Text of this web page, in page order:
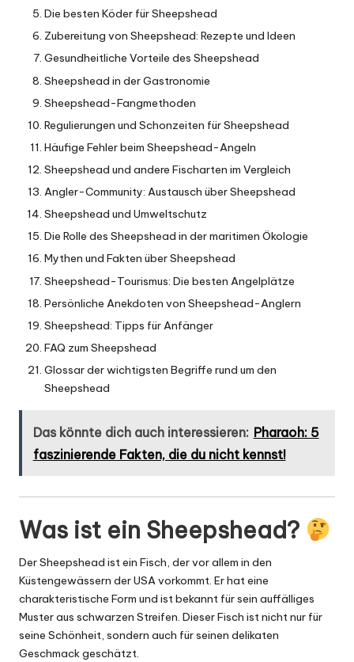
Die besten Köder für Sheepshead
Zubereitung von Sheepshead: Rezepte und Ideen
Gesundheitliche Vorteile des Sheepshead
Sheepshead in der Gastronomie
Sheepshead-Fangmethoden
Regulierungen und Schonzeiten für Sheepshead
Häufige Fehler beim Sheepshead-Angeln
Sheepshead und andere Fischarten im Vergleich
Angler-Community: Austausch über Sheepshead
Sheepshead und Umweltschutz
Die Rolle des Sheepshead in der maritimen Ökologie
Mythen und Fakten über Sheepshead
Sheepshead-Tourismus: Die besten Angelplätze
Persönliche Anekdoten von Sheepshead-Anglern
Sheepshead: Tipps für Anfänger
FAQ zum Sheepshead
Glossar der wichtigsten Begriffe rund um den
Sheepshead
Das könnte dich auch interessieren: Pharaoh: 5
faszinierende Fakten, die du nicht kennst!
Was ist ein Sheepshead?
Der Sheepshead ist ein Fisch, der vor allem in den
Küstengewässern der USA vorkommt. Er hat eine
charakteristische Form und ist bekannt für sein auffälliges
Muster aus schwarzen Streifen. Dieser Fisch ist nicht nur für
seine Schönheit, sondern auch für seinen delikaten
Geschmack geschätzt.